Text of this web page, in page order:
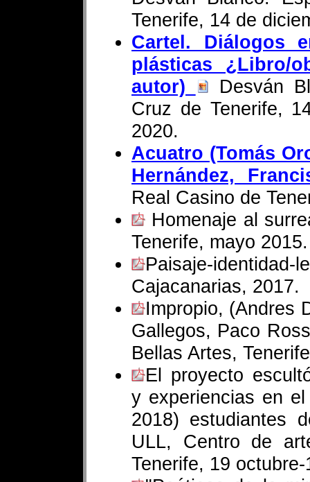
Tenerife, 14 de
Cartel. Diálogos
plásticas ¿Libro/
autor)
Desván
Cruz de Tenerife,
2020.
Acuatro (Tomás
Hernández,
Real Casino de
Homenaje al
Tenerife, mayo 2015.
Paisaje-
Cajacanarias, 2017.
Impropio, (Andres
Gallegos, Paco
Bellas Artes,
El proyecto
y experiencias en
2018) estudiantes
ULL, Centro de
Tenerife, 19